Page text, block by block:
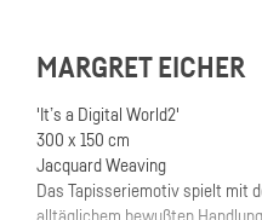
MARGRET EICHER
'It’s a Digital World2'
300 x 150 cm
Jacquard Weaving
Das Tapisseriemotiv spielt mit
alltäglichem bewußten